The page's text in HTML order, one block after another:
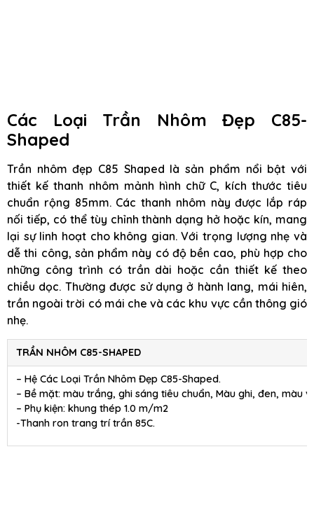
Các Loại Trần Nhôm Đẹp C85-
Shaped
Trần nhôm đẹp C85 Shaped là sản phẩm nổi bật với
thiết kế thanh nhôm mảnh hình chữ C, kích thước tiêu
chuẩn rộng 85mm. Các thanh nhôm này được lắp ráp
nối tiếp, có thể tùy chỉnh thành dạng hở hoặc kín, mang
lại sự linh hoạt cho không gian. Với trọng lượng nhẹ và
dễ thi công, sản phẩm này có độ bền cao, phù hợp cho
những công trình có trần dài hoặc cần thiết kế theo
chiều dọc. Thường được sử dụng ở hành lang, mái hiên,
trần ngoài trời có mái che và các khu vực cần thông gió
nhẹ.
TRẦN NHÔM C85-SHAPED
– Hệ Các Loại Trần Nhôm Đẹp C85-Shaped.
– Bề mặt: màu trắng, ghi sáng tiêu chuẩn, Màu ghi, đen, màu
– Phụ kiện: khung thép 1.0 m/m2
-Thanh ron trang trí trần 85C.